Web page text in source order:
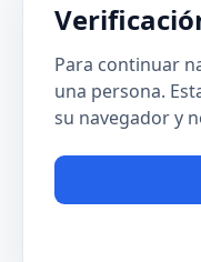
Para continuar
una persona.
su navegador y